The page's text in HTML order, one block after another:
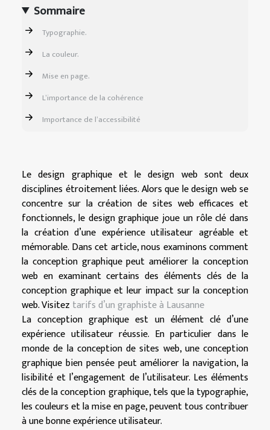
Sommaire
Typographie.
La couleur.
Mise en page.
L’importance de la cohérence
Importance de l’accessibilité
Le design graphique et le design web sont deux
disciplines étroitement liées. Alors que le design web se
concentre sur la création de sites web efficaces et
fonctionnels, le design graphique joue un rôle clé dans
la création d’une expérience utilisateur agréable et
mémorable. Dans cet article, nous examinons comment
la conception graphique peut améliorer la conception
web en examinant certains des éléments clés de la
conception graphique et leur impact sur la conception
web. Visitez tarifs d’un graphiste à Lausanne
La conception graphique est un élément clé d’une
expérience utilisateur réussie. En particulier dans le
monde de la conception de sites web, une conception
graphique bien pensée peut améliorer la navigation, la
lisibilité et l’engagement de l’utilisateur. Les éléments
clés de la conception graphique, tels que la typographie,
les couleurs et la mise en page, peuvent tous contribuer
à une bonne expérience utilisateur.